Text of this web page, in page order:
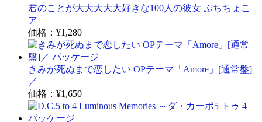
君のことが大大大大大好きな100人の彼女 ぷちちょこ
ア
価格： ¥1,280
きみが死ぬまで恋したい OPテーマ「Amore」[通常盤]
／
価格： ¥1,650